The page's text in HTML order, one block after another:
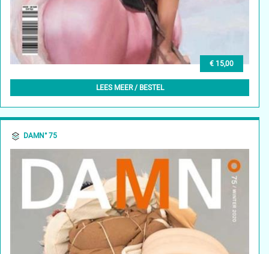
€ 15,00
DAMN° 76 – SUMMER 2020
LEES MEER / BESTEL
DAMN° 75